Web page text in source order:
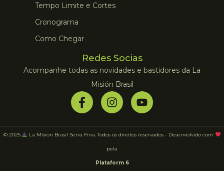
Tempo Limite e Cortes
Cronograma
Como Chegar
Redes Socias
Acompanhe todas as novidades e bastidores da La
Misión Brasil
© 2025 La Mision Brasil Serra Fina. Todos os direitos reservados - Desenvolvido com
pela
Plataform 6